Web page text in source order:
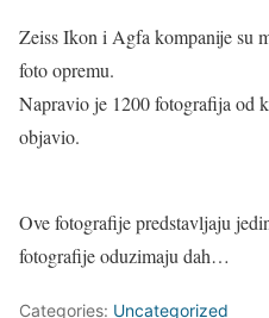
Zeiss Ikon i Agfa kompanije su
foto opremu.
Napravio je 1200 fotografija od
objavio.
Ove fotografije predstavljaju
fotografije oduzimaju dah…
Categories: Uncategorized